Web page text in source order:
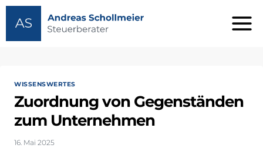
Zum
Inhalt
WISSENSWERTES
Zuordnung von Gegenständen
zum Unternehmen
16. Mai 2025